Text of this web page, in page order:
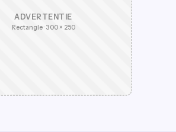
ADVERTENTIE
Rectangle · 300 × 250